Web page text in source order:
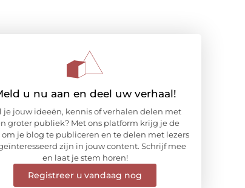
u nu aan en deel uw verhaal!
je jouw ideeën, kennis of verhalen delen met
groter publiek? Met ons platform krijg je de
om je blog te publiceren en te delen met lezers
zijn in jouw content. Schrijf mee
en laat je stem horen!
Registreer u vandaag nog